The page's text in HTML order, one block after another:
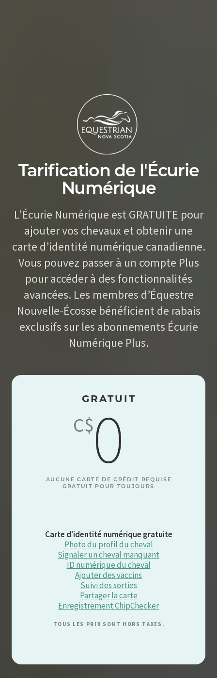
Tarification de l'Écurie
Numérique
L’Écurie Numérique est GRATUITE pour
ajouter vos chevaux et obtenir une
carte d’identité numérique canadienne.
Vous pouvez passer à un compte Plus
pour accéder à des fonctionnalités
avancées. Les membres d’Équestre
Nouvelle-Écosse bénéficient de rabais
exclusifs sur les abonnements Écurie
Numérique Plus.
GRATUIT
C$0
AUCUNE CARTE DE CRÉDIT REQUISE
GRATUIT POUR TOUJOURS
Carte d'identité numérique gratuite
Photo du profil du cheval
Signaler un cheval manquant
ID numérique du cheval
Ajouter des vaccins
Suivi des sorties
Partager la carte
Enregistrement ChipChecker
TOUS LES PRIX SONT HORS TAXES.